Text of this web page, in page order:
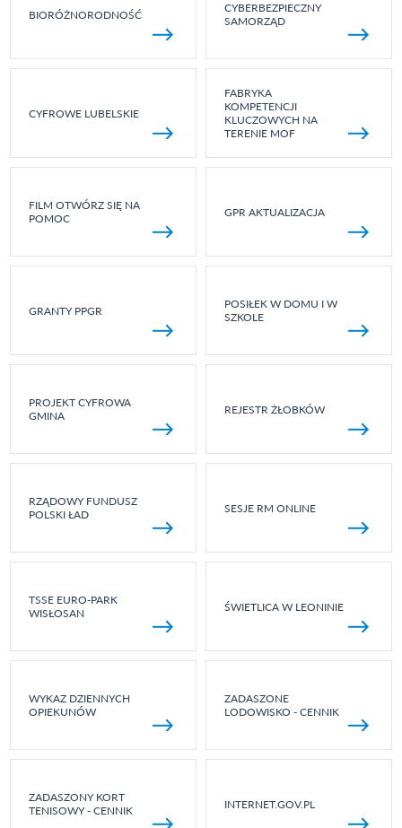
BIORÓŻNORODNOŚĆ
CYBERBEZPIECZNY
SAMORZĄD
CYFROWE LUBELSKIE
FABRYKA
KOMPETENCJI
KLUCZOWYCH NA
TERENIE MOF
FILM OTWÓRZ SIĘ NA
POMOC
GPR AKTUALIZACJA
GRANTY PPGR
POSIŁEK W DOMU I W
SZKOLE
PROJEKT CYFROWA
GMINA
REJESTR ŻŁOBKÓW
RZĄDOWY FUNDUSZ
POLSKI ŁAD
SESJE RM ONLINE
TSSE EURO-PARK
WISŁOSAN
ŚWIETLICA W LEONINIE
WYKAZ DZIENNYCH
OPIEKUNÓW
ZADASZONE
LODOWISKO - CENNIK
ZADASZONY KORT
TENISOWY - CENNIK
INTERNET.GOV.PL